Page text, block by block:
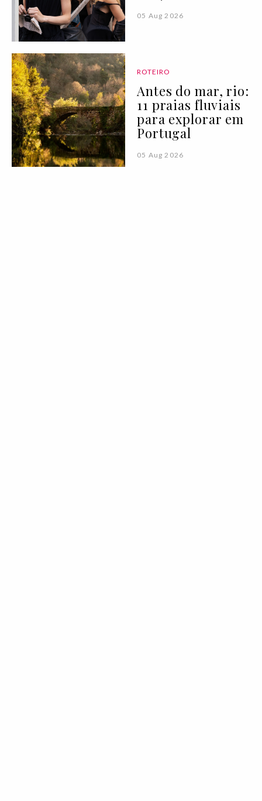
05 Aug 2026
ROTEIRO
Antes do mar, rio:
11 praias fluviais
para explorar em
Portugal
05 Aug 2026